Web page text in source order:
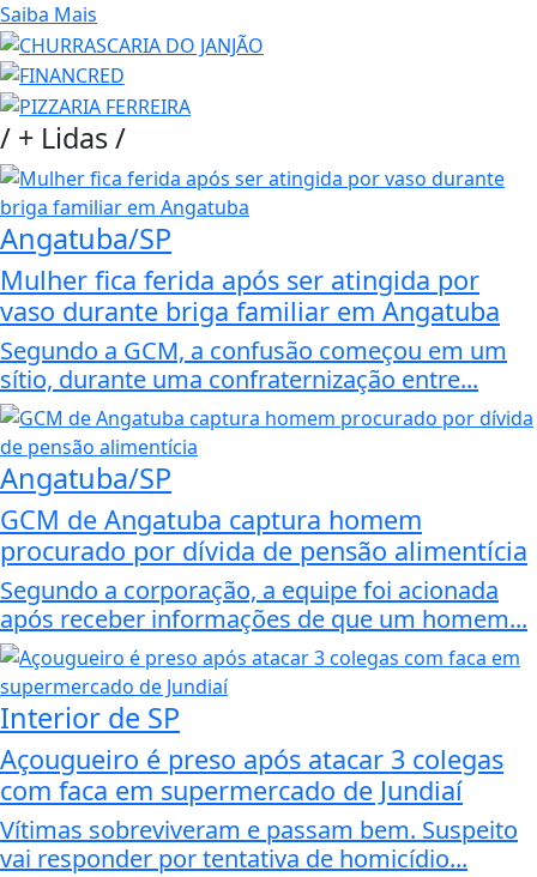
Saiba Mais
/ + Lidas/
Angatuba/SP
Mulher fica ferida após ser atingida por
vaso durante briga familiar em Angatuba
Segundo a GCM, a confusão começou em um
sítio, durante uma confraternização entre...
Angatuba/SP
GCM de Angatuba captura homem
procurado por dívida de pensão alimentícia
Segundo a corporação, a equipe foi acionada
após receber informações de que um homem...
Interior de SP
Açougueiro é preso após atacar 3 colegas
com faca em supermercado de Jundiaí
Vítimas sobreviveram e passam bem. Suspeito
vai responder por tentativa de homicídio...